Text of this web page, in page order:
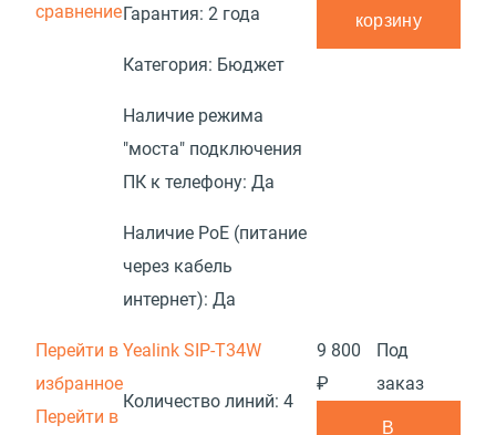
сравнениеГарантия: 2 года
Категория: Бюджет
Наличие режима
"моста" подключения
ПК к телефону: Да
Наличие PoE (питание
через кабель
интернет): Да
корзину
Перейти в
избранное
Перейти в
Yealink SIP-T34W
Количество линий: 4
9 800
₽
Под
заказ
В